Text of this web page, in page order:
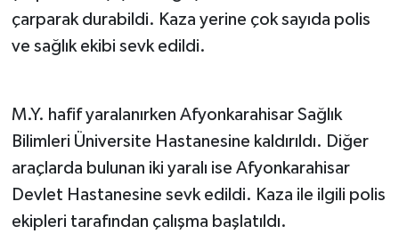
çarparak durabildi. Kaza yerine çok sayıda polis
ve sağlık ekibi sevk edildi.
M.Y. hafif yaralanırken Afyonkarahisar Sağlık
Bilimleri Üniversite Hastanesine kaldırıldı. Diğer
araçlarda bulunan iki yaralı ise Afyonkarahisar
Devlet Hastanesine sevk edildi. Kaza ile ilgili polis
ekipleri tarafından çalışma başlatıldı.